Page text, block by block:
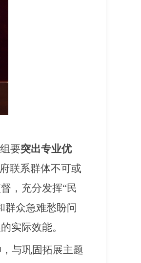
要突出专业优
联系群体不可或
， 充分发挥“民
群众急难愁盼问
实际效能。
与巩固拓展主题